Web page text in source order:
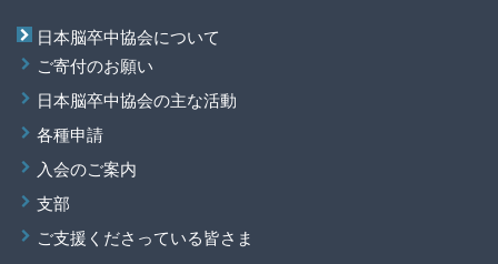
日本脳卒中協会について
ご寄付のお願い
日本脳卒中協会の主な活動
各種申請
入会のご案内
支部
ご支援くださっている皆さま